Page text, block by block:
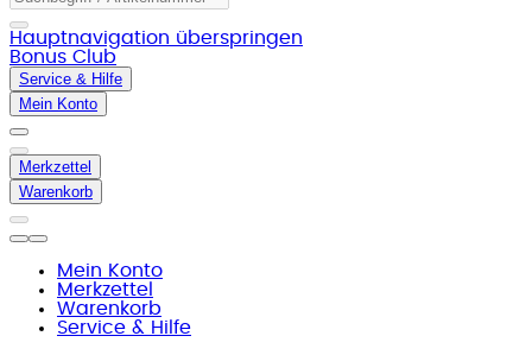
Hauptnavigation überspringen
Bonus Club
Service & Hilfe
Mein Konto
Merkzettel
Warenkorb
Mein Konto
Merkzettel
Warenkorb
Service & Hilfe